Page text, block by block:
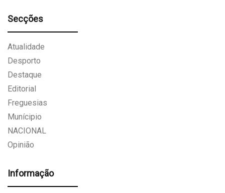
Secções
Atualidade
Desporto
Destaque
Editorial
Freguesias
Munícipio
NACIONAL
Opinião
Informação